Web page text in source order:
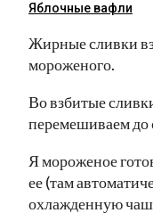
Яблочные вафли
Жирные сливки
мороженого.
Во взбитые
перемешиваем до
Я мороженое
ее (там
охлажденную